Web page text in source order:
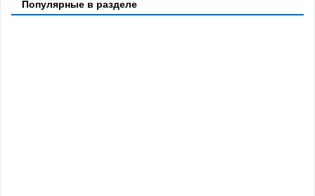
Популярные в разделе